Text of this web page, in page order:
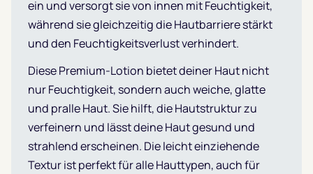
ein und versorgt sie von innen mit Feuchtigkeit,
während sie gleichzeitig die Hautbarriere stärkt
und den Feuchtigkeitsverlust verhindert.
Diese Premium-Lotion bietet deiner Haut nicht
nur Feuchtigkeit, sondern auch weiche, glatte
und pralle Haut. Sie hilft, die Hautstruktur zu
verfeinern und lässt deine Haut gesund und
strahlend erscheinen. Die leicht einziehende
Textur ist perfekt für alle Hauttypen, auch für